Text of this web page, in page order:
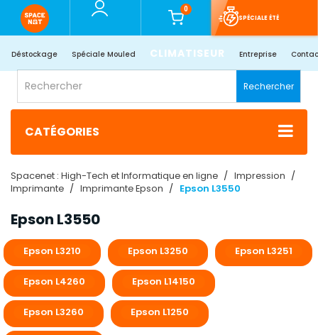
0
SPÉCIALE ÉTÉ
Déstockage Spéciale Mouled CLIMATISEUR Entreprise
Rechercher
CATÉGORIES
Spacenet : High-Tech et Informatique en ligne
Impression
Imprimante
Imprimante Epson Epson L3550
Epson L3550
Epson L3210 Epson L3250 Epson L3251
Epson L4260 Epson L14150
Epson L3260 Epson L1250